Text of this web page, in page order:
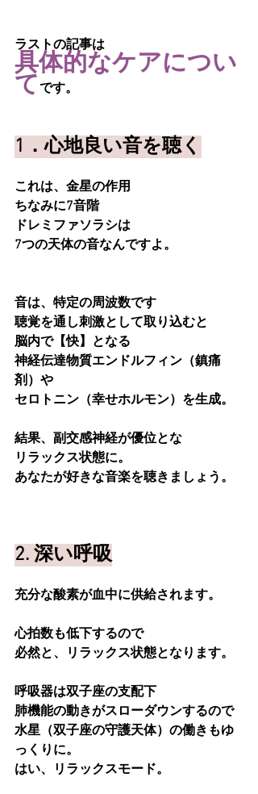
ラストの記事は
具体的なケアについ
てです。
1．心地良い音を聴く
これは、金星の作用
ちなみに7音階
ドレミファソラシは
7つの天体の音なんですよ。
音は、特定の周波数です
聴覚を通し刺激として取り込むと
脳内で【快】となる
神経伝達物質エンドルフィン（鎮痛
剤）や
セロトニン（幸せホルモン）を生成。
結果、副交感神経が優位とな
リラックス状態に。
あなたが好きな音楽を聴きましょう。
2. 深い呼吸
充分な酸素が血中に供給されます。
心拍数も低下するので
必然と、リラックス状態となります。
呼吸器は双子座の支配下
肺機能の動きがスローダウンするので
水星（双子座の守護天体）の働きもゆ
っくりに。
はい、リラックスモード。